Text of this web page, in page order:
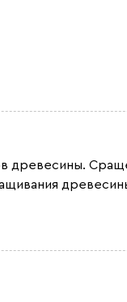
древесины.